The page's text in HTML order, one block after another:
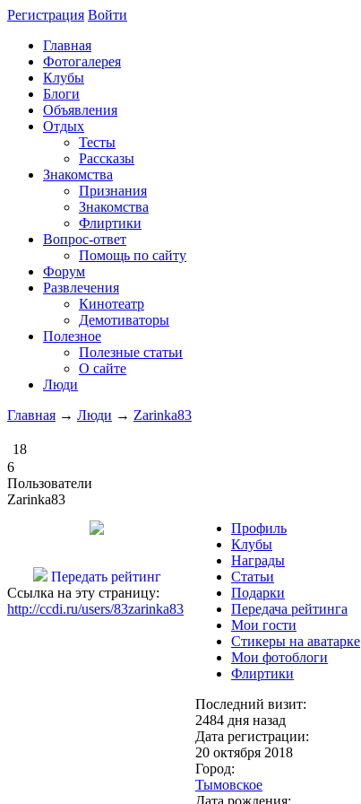
Регистрация Войти
Главная
Фотогалерея
Клубы
Блоги
Объявления
Отдых
Тесты
Рассказы
Знакомства
Признания
Знакомства
Флиртики
Вопрос-ответ
Помощь по сайту
Форум
Развлечения
Кинотеатр
Демотиваторы
Полезное
Полезные статьи
О сайте
Люди
Главная → Люди → Zarinka83
18
6
Пользователи
Zarinka83
Передать рейтинг
Ссылка на эту страницу:
http://ccdi.ru/users/83zarinka83
Профиль
Клубы
Награды
Статьи
Подарки
Передача рейтинга
Мои гости
Стикеры на аватарке
Мои фотоблоги
Флиртики
Последний визит:
2484 дня назад
Дата регистрации:
20 октября 2018
Город:
Тымовское
Дата рождения: